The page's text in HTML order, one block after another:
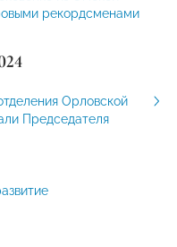
рекордсменами
Орловской
Председателя